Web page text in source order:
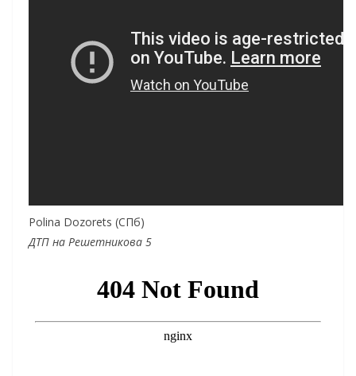
Polina Dozorets (СПб)
ДТП на Решетникова 5